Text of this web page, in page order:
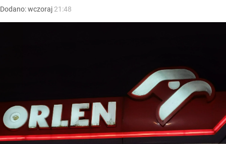
Dodano:wczoraj 21:48